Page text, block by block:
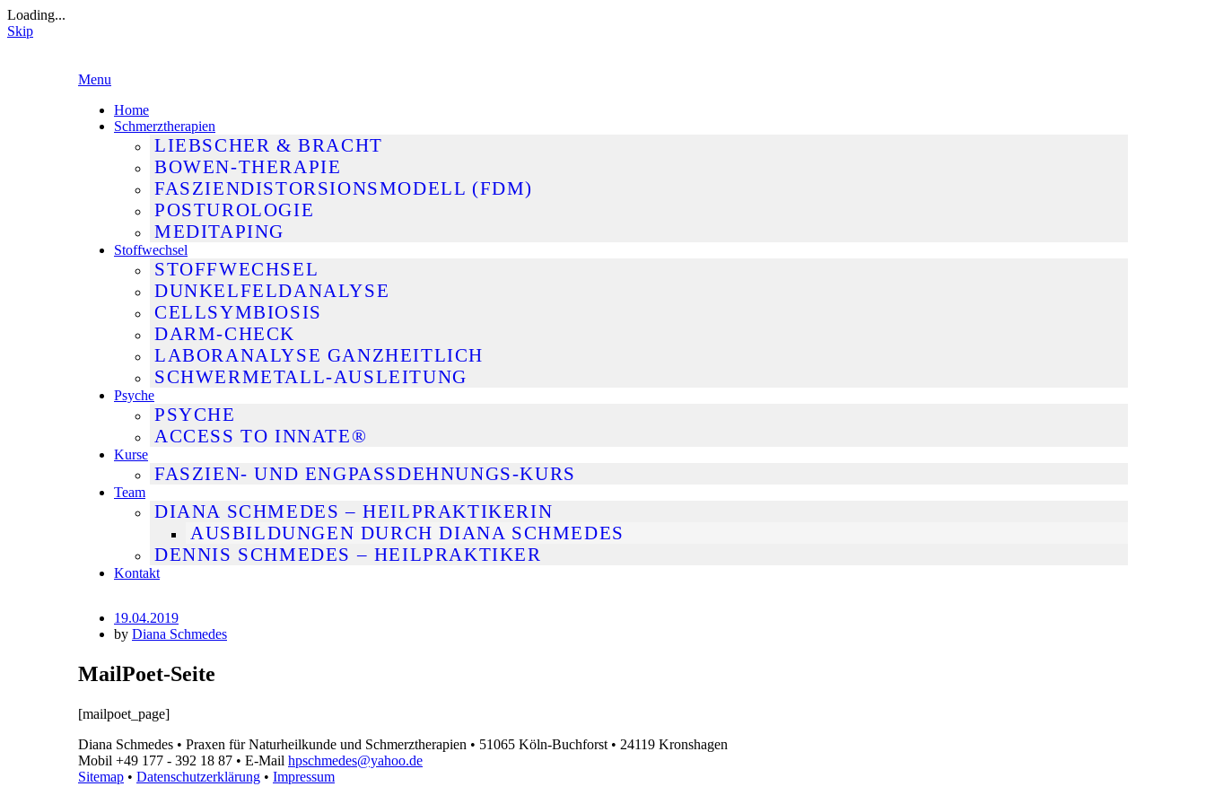
Loading...
Skip
Skip
content
Menu
Home
Schmerztherapien
LIEBSCHER & BRACHT
BOWEN-THERAPIE
FASZIENDISTORSIONSMODELL (FDM)
POSTUROLOGIE
MEDITAPING
Stoffwechsel
STOFFWECHSEL
DUNKELFELDANALYSE
CELLSYMBIOSIS
DARM-CHECK
LABORANALYSE GANZHEITLICH
SCHWERMETALL-AUSLEITUNG
Psyche
PSYCHE
ACCESS TO INNATE®
Kurse
FASZIEN- UND ENGPASSDEHNUNGS-KURS
Team
DIANA SCHMEDES – HEILPRAKTIKERIN
AUSBILDUNGEN DURCH DIANA SCHMEDES
DENNIS SCHMEDES – HEILPRAKTIKER
Kontakt
Posted
on
19.04.2019
by Diana Schmedes
MailPoet-Seite
[mailpoet_page]
Diana Schmedes • Praxen für Naturheilkunde und Schmerztherapien • 51065 Köln-Buchforst • 24119 Kronshagen
Mobil +49 177 - 392 18 87 • E-Mail hpschmedes@yahoo.de
Sitemap • Datenschutzerklärung • Impressum